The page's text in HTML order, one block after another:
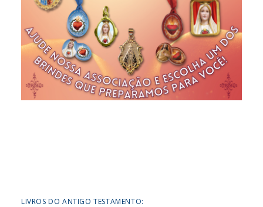
LIVROS DO ANTIGO TESTAMENTO: